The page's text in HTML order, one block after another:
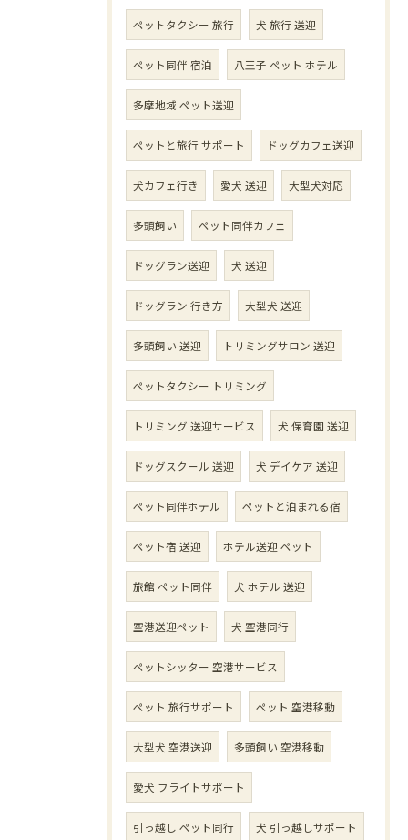
ペットタクシー 旅行 犬 旅行 送迎
ペット同伴 宿泊 八王子 ペット ホテル
多摩地域 ペット送迎
ペットと旅行 サポート ドッグカフェ送迎
犬カフェ行き 愛犬 送迎 大型犬対応
多頭飼い ペット同伴カフェ
ドッグラン送迎 犬 送迎
ドッグラン 行き方 大型犬 送迎
多頭飼い 送迎 トリミングサロン 送迎
ペットタクシー トリミング
トリミング 送迎サービス 犬 保育園 送迎
ドッグスクール 送迎 犬 デイケア 送迎
ペット同伴ホテル ペットと泊まれる宿
ペット宿 送迎 ホテル送迎 ペット
旅館 ペット同伴 犬 ホテル 送迎
空港送迎ペット 犬 空港同行
ペットシッター 空港サービス
ペット 旅行サポート ペット 空港移動
大型犬 空港送迎 多頭飼い 空港移動
愛犬 フライトサポート
引っ越し ペット同行 犬 引っ越しサポート